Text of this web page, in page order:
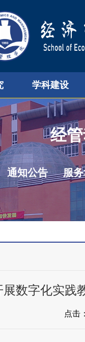
学科建设
经
通知公告 服
数字化实践
点击